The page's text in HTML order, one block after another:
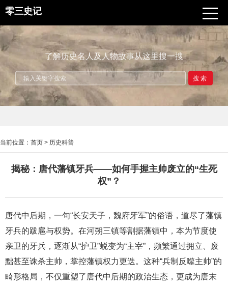
零三史记
了解历史名人及人物故事从这里搜一搜
搜索
当前位置： 首页 > 历史科普
揭秘：唐代藩镇牙兵——如何手握主帅废立的“生死
权”？
唐代中后期，一句“长安天子，魏府牙军”的俗语，道尽了藩镇
牙兵的跋扈与权势。在河朔三镇等割据藩镇中，本为节度使
亲卫的牙兵，逐渐从“护卫”蜕变为“主宰”，频繁通过拥立、废
黜甚至诛杀主帅，掌控藩镇权力更迭。这种“兵制反噬主帅”的
畸形格局，不仅重塑了唐代中后期的政治生态，更成为唐末